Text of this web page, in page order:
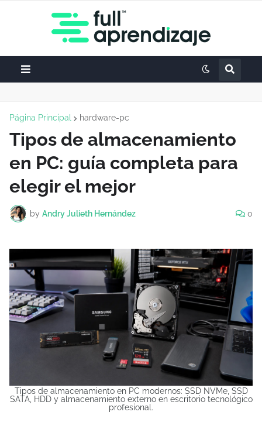
Página Principal hardware-pc
Tipos de almacenamiento
en PC: guía completa para
elegir el mejor
by Andry Julieth Hernández 0
Tipos de almacenamiento en PC modernos: SSD NVMe, SSD
SATA, HDD y almacenamiento externo en escritorio tecnológico
profesional.